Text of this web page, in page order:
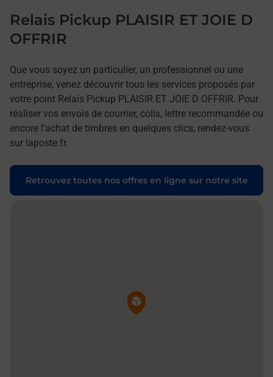
Relais Pickup PLAISIR ET JOIE D
OFFRIR
Que vous soyez un particulier, un professionnel ou une
entreprise, venez découvrir tous les services proposés par
votre point Relais Pickup PLAISIR ET JOIE D OFFRIR. Pour
réaliser vos envois de courrier, colis, lettre recommandée ou
encore l'achat de timbres en quelques clics, rendez-vous
sur laposte.fr.
Retrouvez toutes nos offres en ligne sur notre site
Pin de la carte